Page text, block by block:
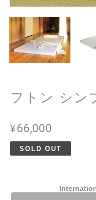
フトン シン
¥66,000
SOLD OUT